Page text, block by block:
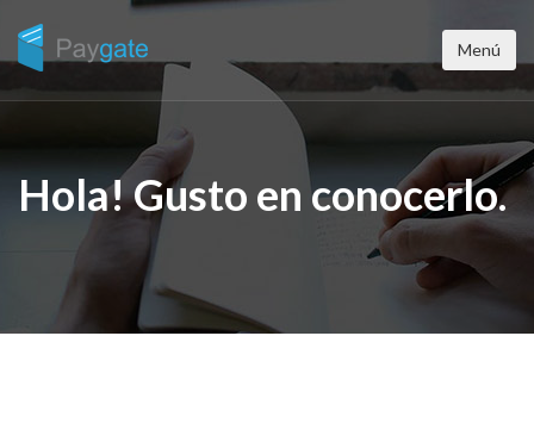
Menú
Hola! Gusto en conocerlo.